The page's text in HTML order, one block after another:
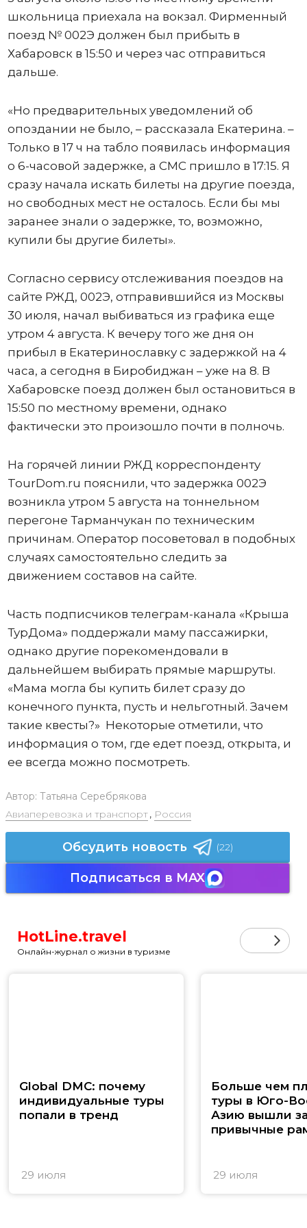
школьница приехала на вокзал. Фирменный
поезд № 002Э должен был прибыть в
Хабаровск в 15:50 и через час отправиться
дальше.
«Но предварительных уведомлений об
опоздании не было, – рассказала Екатерина. –
Только в 17 ч на табло появилась информация
о 6-часовой задержке, а СМС пришло в 17:15. Я
сразу начала искать билеты на другие поезда,
но свободных мест не осталось. Если бы мы
заранее знали о задержке, то, возможно,
купили бы другие билеты».
Согласно сервису отслеживания поездов на
сайте РЖД, 002Э, отправившийся из Москвы
30 июля, начал выбиваться из графика еще
утром 4 августа. К вечеру того же дня он
прибыл в Екатеринославку с задержкой на 4
часа, а сегодня в Биробиджан – уже на 8. В
Хабаровске поезд должен был остановиться в
15:50 по местному времени, однако
фактически это произошло почти в полночь.
На горячей линии РЖД корреспонденту
TourDom.ru пояснили, что задержка 002Э
возникла утром 5 августа на тоннельном
перегоне Тарманчукан по техническим
причинам. Оператор посоветовал в подобных
случаях самостоятельно следить за
движением составов на сайте.
Часть подписчиков телеграм-канала «Крыша
ТурДома» поддержали маму пассажирки,
однако другие порекомендовали в
дальнейшем выбирать прямые маршруты.
«Мама могла бы купить билет сразу до
конечного пункта, пусть и нельготный. Зачем
такие квесты?» Некоторые отметили, что
информация о том, где едет поезд, открыта, и
ее всегда можно посмотреть.
Автор: Татьяна Серебрякова
Авиаперевозка и транспорт, Россия
Обсудить новость (22)
Подписаться в MAX
HotLine.travel
Онлайн-журнал о жизни в туризме
Global DMC: почему
индивидуальные туры
попали в тренд
29 июля
Больше чем
туры в Юго-
Азию вышли
привычные
29 июля